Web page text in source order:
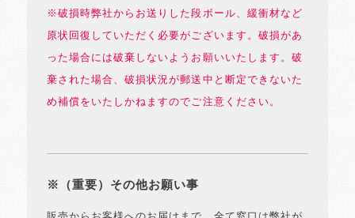
※破損時弊社からお送りした段ボール、緩衝材など
原状回復していただく必要がございます。破損があ
った場合には破棄しないようお願いいたします。破
棄された場合、破損状況が郵送中と断定できないた
め補償をいたしかねますのでご注意ください。
※（重要）その他お願い事